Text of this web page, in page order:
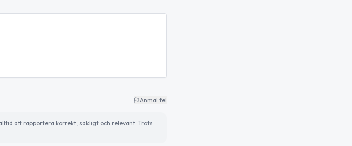
Anmäl fel
att rapportera korrekt, sakligt och relevant. Trots